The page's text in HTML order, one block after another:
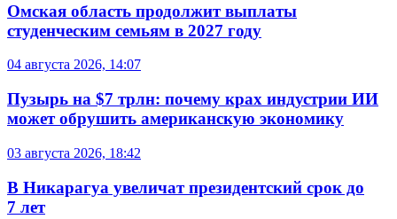
Омская область продолжит выплаты
студенческим семьям в 2027 году
04 августа 2026, 14:07
Пузырь на $7 трлн: почему крах индустрии ИИ
может обрушить американскую экономику
03 августа 2026, 18:42
В Никарагуа увеличат президентский срок до
7 лет